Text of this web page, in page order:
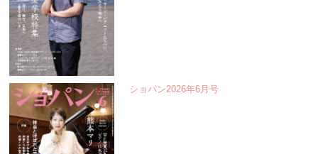
ショパン2026年6月号